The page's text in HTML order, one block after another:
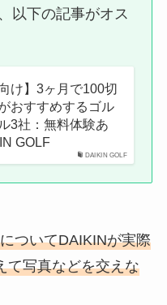
以下の記事がオス
DAIKIN GOLF
け】3ヶ月で100切
おすすめするゴル
3社：無料体験あ
GOLF
ついてDAIKINが実際
て写真などを交えな